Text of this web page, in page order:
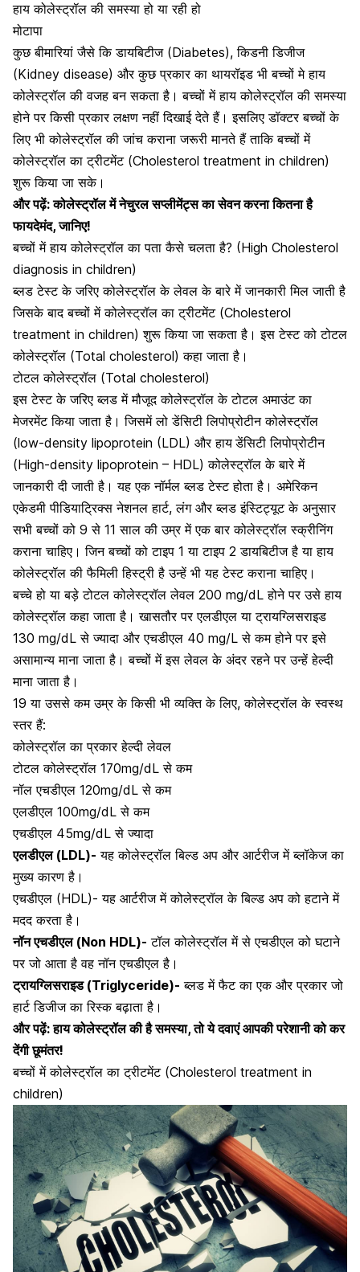
हाय कोलेस्ट्रॉल की समस्या हो या रही हो
मोटापा
कुछ बीमारियां जैसे कि डायबिटीज (Diabetes), किडनी डिजीज
(Kidney disease) और कुछ प्रकार का थायरॉइड भी बच्चों मे हाय
कोलेस्ट्रॉल की वजह बन सकता है। बच्चों में हाय कोलेस्ट्रॉल की समस्या
होने पर किसी प्रकार लक्षण नहीं दिखाई देते हैं। इसलिए डॉक्टर बच्चों के
लिए भी कोलेस्ट्रॉल की जांच कराना जरूरी मानते हैं ताकि बच्चों में
कोलेस्ट्रॉल का ट्रीटमेंट (Cholesterol treatment in children)
शुरू किया जा सके।
और पढ़ें:कोलेस्ट्रॉल में नेचुरल सप्लीमेंट्स का सेवन करना कितना है
फायदेमंद, जानिए!
बच्चों में हाय कोलेस्ट्रॉल का पता कैसे चलता है? (High Cholesterol
diagnosis in children)
ब्लड टेस्ट के जरिए कोलेस्ट्रॉल के लेवल के बारे में जानकारी मिल जाती है
जिसके बाद बच्चों में कोलेस्ट्रॉल का ट्रीटमेंट (Cholesterol
treatment in children) शुरू किया जा सकता है। इस टेस्ट को टोटल
कोलेस्ट्रॉल (Total cholesterol) कहा जाता है।
टोटल कोलेस्ट्रॉल (Total cholesterol)
इस टेस्ट के जरिए ब्लड में मौजूद कोलेस्ट्रॉल के टोटल अमाउंट का
मेजरमेंट किया जाता है। जिसमेंलो डेंसिटी लिपोप्रोटीन कोलेस्ट्रॉल
(low-density lipoprotein (LDL) और हाय डेंसिटी लिपोप्रोटीन
(High-density lipoprotein – HDL) कोलेस्ट्रॉल के बारे में
जानकारी दी जाती है। यह एक नॉर्मल ब्लड टेस्ट होता है। अमेरिकन
एकेडमी पीडियाट्रिक्स नेशनल हार्ट, लंग और ब्लड इंस्टिट्यूट के अनुसार
सभी बच्चों को 9 से 11 साल की उम्र में एक बार कोलेस्ट्रॉल स्क्रीनिंग
कराना चाहिए। जिन बच्चों को टाइप 1 याटाइप 2 डायबिटीज है या हाय
कोलेस्ट्रॉल की फैमिली हिस्ट्री है उन्हें भी यह टेस्ट कराना चाहिए।
बच्चे हो या बड़े टोटल कोलेस्ट्रॉल लेवल 200 mg/dL होने पर उसे हाय
कोलेस्ट्रॉल कहा जाता है। खासतौर पर एलडीएल या ट्रायग्लिसराइड
130 mg/dL से ज्यादा और एचडीएल 40 mg/L से कम होने पर इसे
असामान्य माना जाता है। बच्चों में इस लेवल के अंदर रहने पर उन्हें हेल्दी
माना जाता है।
19 या उससे कम उम्र के किसी भी व्यक्ति के लिए, कोलेस्ट्रॉल के स्वस्थ
स्तर हैं:
कोलेस्ट्रॉल का प्रकार हेल्दी लेवल
टोटल कोलेस्ट्रॉल 170mg/dL से कम
नॉल एचडीएल 120mg/dL से कम
एलडीएल 100mg/dL से कम
एचडीएल 45mg/dL से ज्यादा
एलडीएल (LDL)- यह कोलेस्ट्रॉल बिल्ड अप और आर्टरीज में ब्लॉकेज का
मुख्य कारण है।
एचडीएल (HDL)- यह आर्टरीज में कोलेस्ट्रॉल के बिल्ड अप को हटाने में
मदद करता है।
नॉन एचडीएल (Non HDL)- टॉल कोलेस्ट्रॉल में से एचडीएल को घटाने
पर जो आता है वह नॉन एचडीएल है।
ट्रायग्लिसराइड (Triglyceride)- ब्लड में फैट का एक और प्रकार जो
हार्ट डिजीज का रिस्क बढ़ाता है।
और पढ़ें:हाय कोलेस्ट्रॉल की है समस्या, तो ये दवाएं आपकी परेशानी को कर
देंगी छूमंतर!
बच्चों में कोलेस्ट्रॉल का ट्रीटमेंट (Cholesterol treatment in
children)